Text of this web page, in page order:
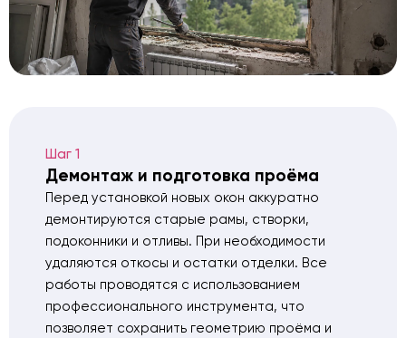
Шаг 1
Демонтаж и подготовка проёма
Перед установкой новых окон аккуратно
демонтируются старые рамы, створки,
подоконники и отливы. При необходимости
удаляются откосы и остатки отделки. Все
работы проводятся с использованием
профессионального инструмента, что
позволяет сохранить геометрию проёма и